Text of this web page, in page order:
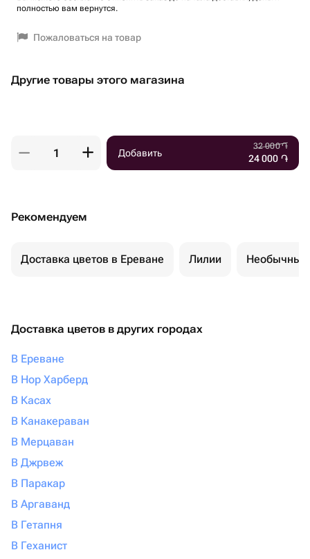
полностью вам вернутся.
Пожаловаться на товар
Другие товары этого магазина
Добавить
32 000֏
24 000 ֏
Рекомендуем
Доставка цветов в Ереване Лилии Необычные
Доставка цветов в других городах
В Ереване
В Нор Харберд
В Касах
В Канакераван
В Мерцаван
В Джрвеж
В Паракар
В Аргаванд
В Гетапня
В Геханист